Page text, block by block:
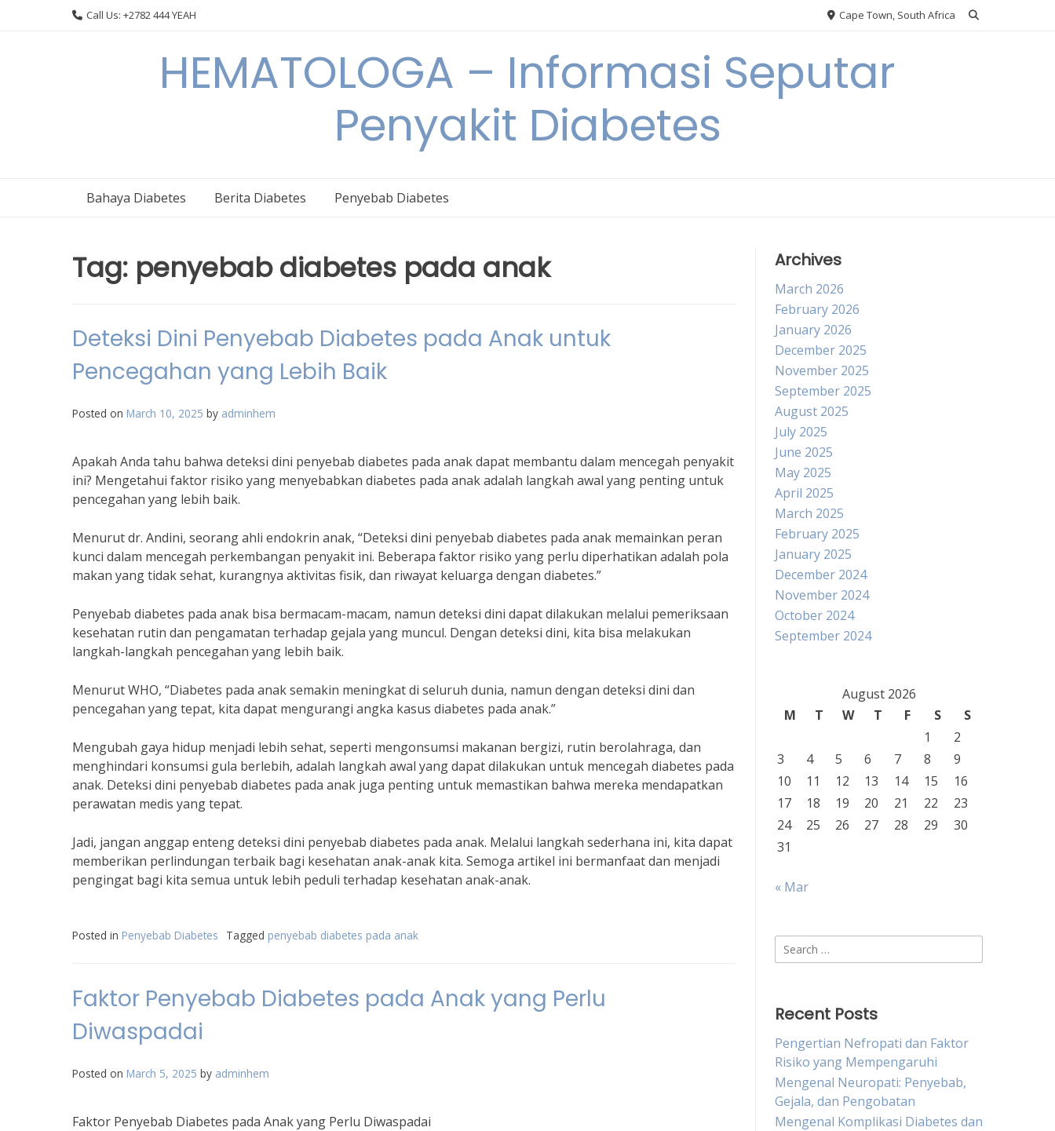
Call Us: +2782 444 YEAH Cape Town, South Africa
HEMATOLOGA – Informasi Seputar
Penyakit Diabetes
Bahaya Diabetes Berita Diabetes Penyebab Diabetes
Tag: penyebab diabetes pada anak
Deteksi Dini Penyebab Diabetes pada Anak untuk
Pencegahan yang Lebih Baik
Posted on March 10, 2025 by adminhem
Apakah Anda tahu bahwa deteksi dini penyebab diabetes pada anak dapat membantu dalam mencegah penyakit
ini? Mengetahui faktor risiko yang menyebabkan diabetes pada anak adalah langkah awal yang penting untuk
pencegahan yang lebih baik.
Menurut dr. Andini, seorang ahli endokrin anak, “Deteksi dini penyebab diabetes pada anak memainkan peran
kunci dalam mencegah perkembangan penyakit ini. Beberapa faktor risiko yang perlu diperhatikan adalah pola
makan yang tidak sehat, kurangnya aktivitas fisik, dan riwayat keluarga dengan diabetes.”
Penyebab diabetes pada anak bisa bermacam-macam, namun deteksi dini dapat dilakukan melalui pemeriksaan
kesehatan rutin dan pengamatan terhadap gejala yang muncul. Dengan deteksi dini, kita bisa melakukan
langkah-langkah pencegahan yang lebih baik.
Menurut WHO, “Diabetes pada anak semakin meningkat di seluruh dunia, namun dengan deteksi dini dan
pencegahan yang tepat, kita dapat mengurangi angka kasus diabetes pada anak.”
Mengubah gaya hidup menjadi lebih sehat, seperti mengonsumsi makanan bergizi, rutin berolahraga, dan
menghindari konsumsi gula berlebih, adalah langkah awal yang dapat dilakukan untuk mencegah diabetes pada
anak. Deteksi dini penyebab diabetes pada anak juga penting untuk memastikan bahwa mereka mendapatkan
perawatan medis yang tepat.
Jadi, jangan anggap enteng deteksi dini penyebab diabetes pada anak. Melalui langkah sederhana ini, kita dapat
memberikan perlindungan terbaik bagi kesehatan anak-anak kita. Semoga artikel ini bermanfaat dan menjadi
pengingat bagi kita semua untuk lebih peduli terhadap kesehatan anak-anak.
Posted in Penyebab Diabetes Tagged penyebab diabetes pada anak
Faktor Penyebab Diabetes pada Anak yang Perlu
Diwaspadai
Posted on March 5, 2025 by adminhem
Faktor Penyebab Diabetes pada Anak yang Perlu Diwaspadai
Archives
March 2026
February 2026
January 2026
December 2025
November 2025
September 2025
August 2025
July 2025
June 2025
May 2025
April 2025
March 2025
February 2025
January 2025
December 2024
November 2024
October 2024
September 2024
August 2026
M
T W T F S
S
1
2
3
4 5 6 7 8
9
10
11 12 13 14 15
16
17
18 19 20 21 22
23
24
25 26 27 28 29
30
31
« Mar
Search
for:
Recent Posts
Pengertian Nefropati dan Faktor
Risiko yang Mempengaruhi
Mengenal Neuropati: Penyebab,
Gejala, dan Pengobatan
Mengenal Komplikasi Diabetes dan